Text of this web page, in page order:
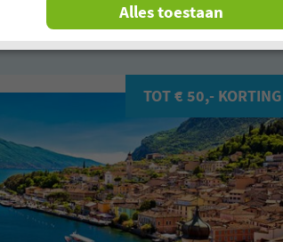
Najaarsreizen Alles
TOT € 50,-
Alles toestaan